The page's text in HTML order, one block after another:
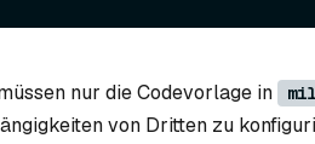
nur die Codevorlage in
von Dritten zu